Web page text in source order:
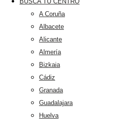
A Coruña
Albacete
Alicante
Almería
Bizkaia
Cádiz
Granada
Guadalajara
Huelva